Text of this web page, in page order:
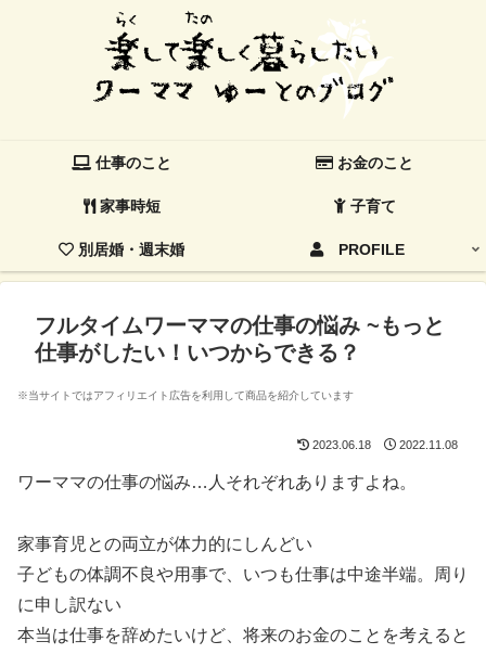
仕事のこと お金のこと
家事時短 子育て
別居婚・週末婚 PROFILE
フルタイムワーママの仕事の悩み ~もっと
仕事がしたい！いつからできる？
※当サイトではアフィリエイト広告を利用して商品を紹介しています
2023.06.18 2022.11.08
ワーママの仕事の悩み…人それぞれありますよね。
家事育児との両立が体力的にしんどい
子どもの体調不良や用事で、いつも仕事は中途半端。周り
に申し訳ない
本当は仕事を辞めたいけど、将来のお金のことを考えると